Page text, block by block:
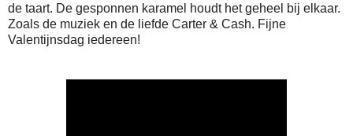
de taart. De gesponnen karamel houdt het geheel bij elkaar.
Zoals de muziek en de liefde Carter & Cash. Fijne
Valentijnsdag iedereen!